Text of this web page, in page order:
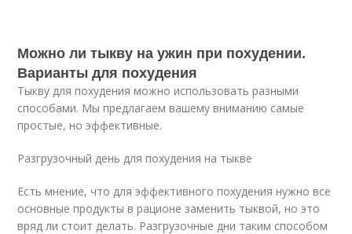
Можно ли тыкву на ужин при похудении.
Варианты для похудения
Тыкву для похудения можно использовать разными
способами. Мы предлагаем вашему вниманию самые
простые, но эффективные.
Разгрузочный день для похудения на тыкве
Есть мнение, что для эффективного похудения нужно все
основные продукты в рационе заменить тыквой, но это
вряд ли стоит делать. Разгрузочные дни таким способом